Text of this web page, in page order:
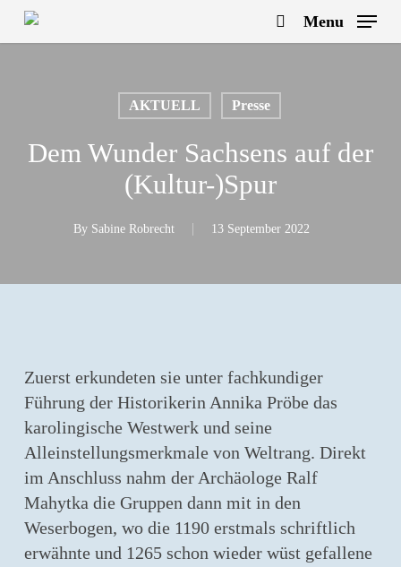
Skip
search
Menu
AKTUELL Presse
Dem Wunder Sachsens auf der
(Kultur-)Spur
By Sabine Robrecht 13 September 2022
Zuerst erkundeten sie unter fachkundiger
Führung der Historikerin Annika Pröbe das
karolingische Westwerk und seine
Alleinstellungsmerkmale von Weltrang. Direkt
im Anschluss nahm der Archäologe Ralf
Mahytka die Gruppen dann mit in den
Weserbogen, wo die 1190 erstmals schriftlich
erwähnte und 1265 schon wieder wüst gefallene